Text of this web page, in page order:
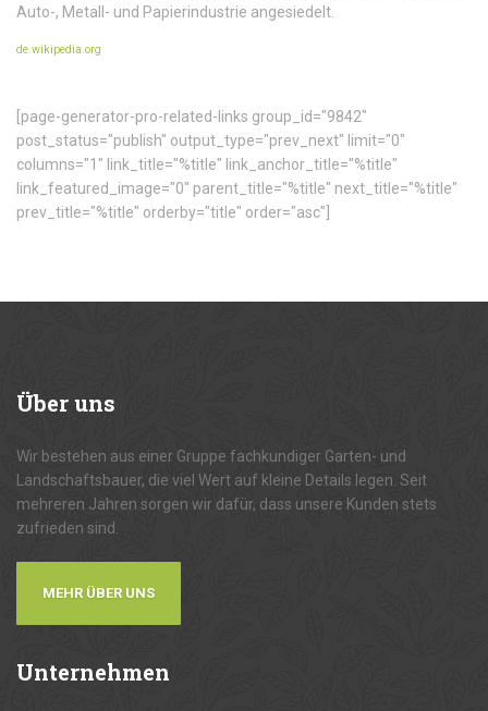
Auto-, Metall- und Papierindustrie angesiedelt.
de.wikipedia.org
[page-generator-pro-related-links group_id="9842"
post_status="publish" output_type="prev_next" limit="0"
columns="1" link_title="%title" link_anchor_title="%title"
link_featured_image="0" parent_title="%title" next_title="%title"
prev_title="%title" orderby="title" order="asc"]
Überuns
Wir bestehen aus einer Gruppe fachkundiger Garten- und
Landschaftsbauer, die viel Wert auf kleine Details legen. Seit
mehreren Jahren sorgen wir dafür, dass unsere Kunden stets
zufrieden sind.
MEHR ÜBER UNS
Unternehmen